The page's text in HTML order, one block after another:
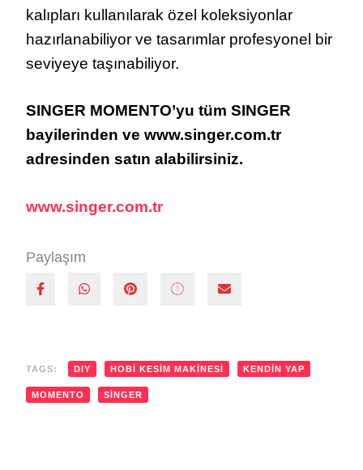
kalıpları kullanılarak özel koleksiyonlar
hazırlanabiliyor ve tasarımlar profesyonel bir
seviyeye taşınabiliyor.
SINGER MOMENTO’yu tüm SINGER
bayilerinden ve www.singer.com.tr
adresinden satın alabilirsiniz.
www.singer.com.tr
Paylaşım
TAGS: DIY HOBI KESIM MAKINESI KENDIN YAP
MOMENTO SINGER